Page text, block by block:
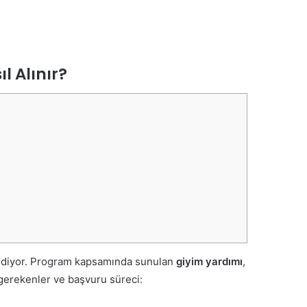
Alınır?
Program kapsamında sunulan giyim yardımı,
ve başvuru süreci: